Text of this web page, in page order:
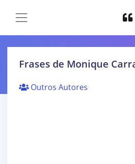
Frases de Monique
Outros Autores